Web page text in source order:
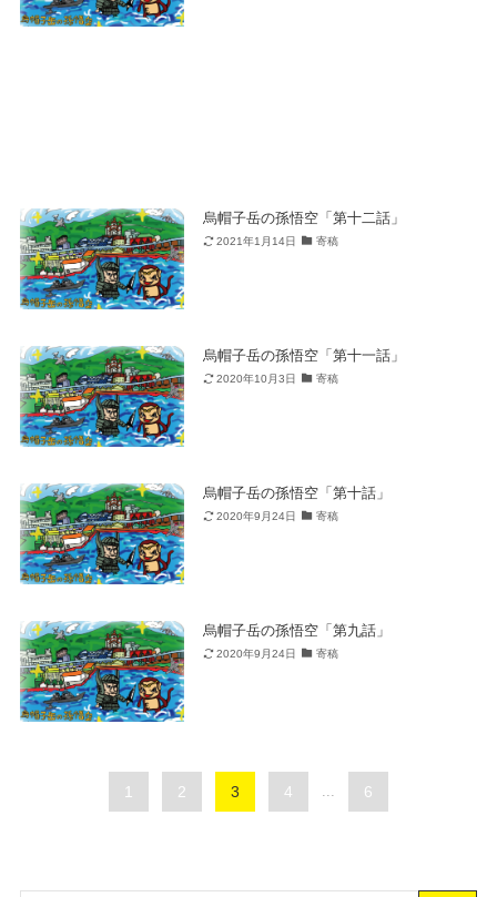
烏帽子岳の孫悟空「第十二話」
2021年1月14日 寄稿
烏帽子岳の孫悟空「第十一話」
2020年10月3日 寄稿
烏帽子岳の孫悟空「第十話」
2020年9月24日 寄稿
烏帽子岳の孫悟空「第九話」
2020年9月24日 寄稿
1 2 3 4 ... 6